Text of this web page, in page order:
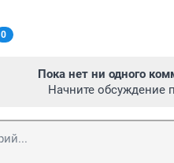
0
Пока нет ни одного
Начните обсуждение